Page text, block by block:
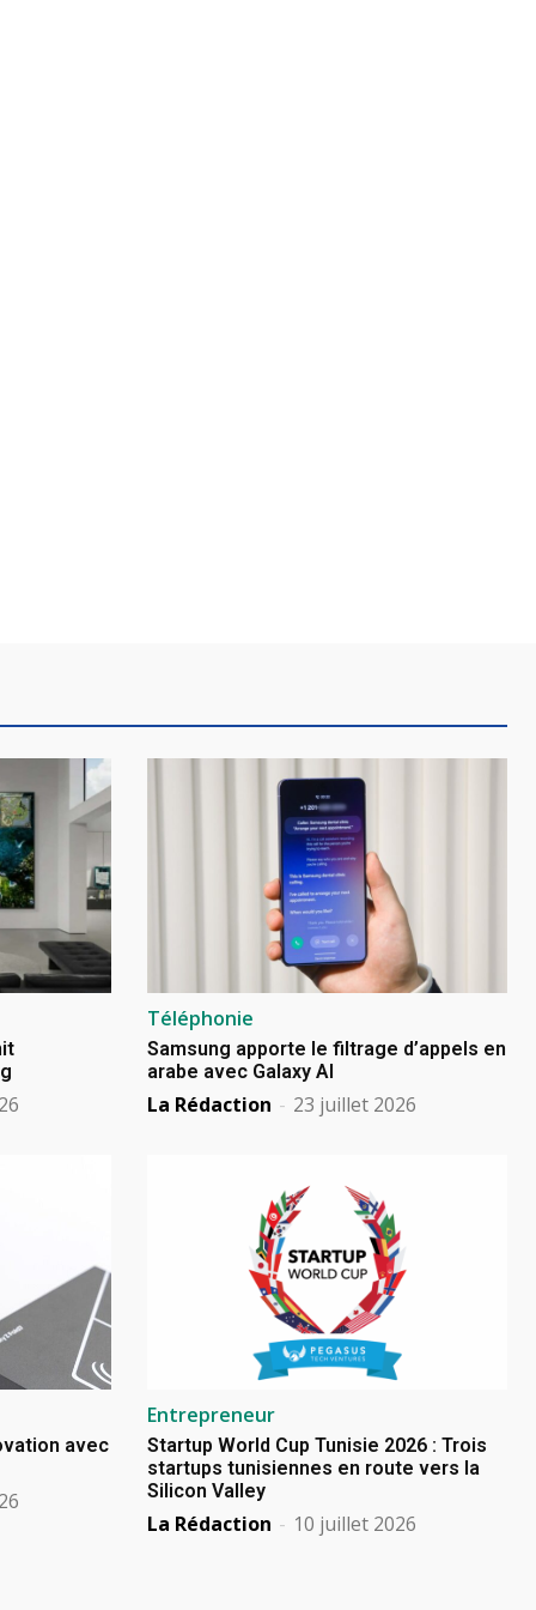
Téléphonie
Samsung apporte le filtrage d’appels en
arabe avec Galaxy AI
La Rédaction - 23 juillet 2026
avec
Entrepreneur
Startup World Cup Tunisie 2026 : Trois
startups tunisiennes en route vers la
Silicon Valley
La Rédaction - 10 juillet 2026